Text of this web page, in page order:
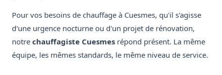
Pour vos besoins de chauffage à Cuesmes, qu'il s'agisse
d'une urgence nocturne ou d'un projet de rénovation,
notre chauffagiste Cuesmes répond présent. La même
équipe, les mêmes standards, le même niveau de service.